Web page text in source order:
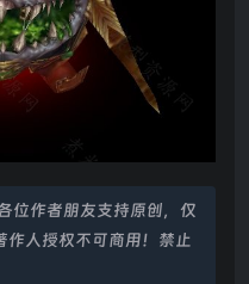
位作者朋友支持原创，仅
作人授权不可商用！禁止